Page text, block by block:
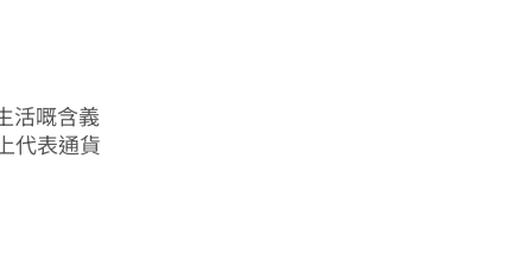
活嘅含義
代表通貨